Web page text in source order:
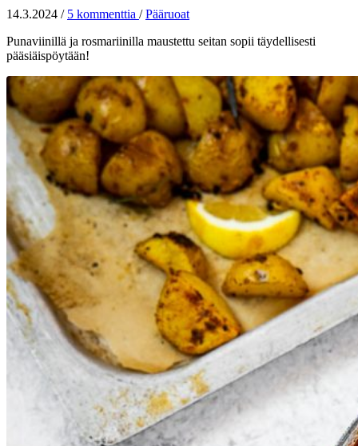
14.3.2024 / 5 kommenttia / Pääruoat
Punaviinillä ja rosmariinilla maustettu seitan sopii täydellisesti
pääsiäispöytään!